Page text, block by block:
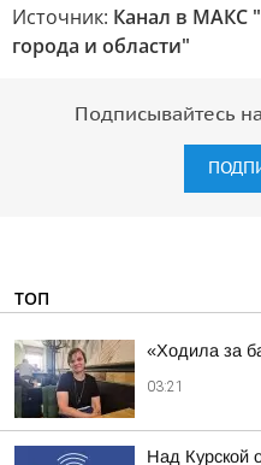
Источник: Канал в МАКС
города и области"
Подписывайтесь
ТОП
«Ходила за
03:21
Над Курской